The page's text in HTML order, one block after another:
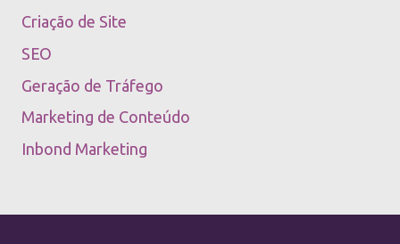
Criação de Site
SEO
Geração de Tráfego
Marketing de Conteúdo
Inbond Marketing